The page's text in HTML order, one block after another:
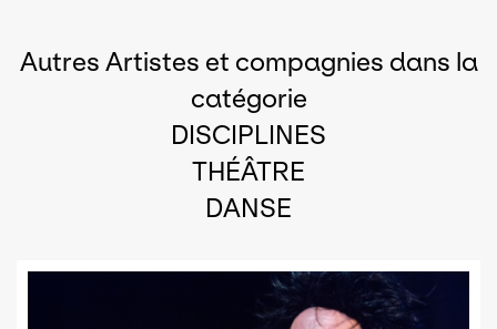
Autres Artistes et compagnies dans la
catégorie
DISCIPLINES
THÉÂTRE
DANSE